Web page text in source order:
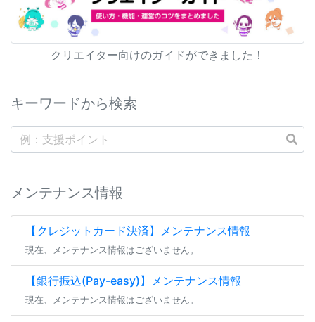
クリエイター向けのガイドができました！
キーワードから検索
メンテナンス情報
【クレジットカード決済】メンテナンス情報
現在、メンテナンス情報はございません。
【銀行振込(Pay-easy)】メンテナンス情報
現在、メンテナンス情報はございません。